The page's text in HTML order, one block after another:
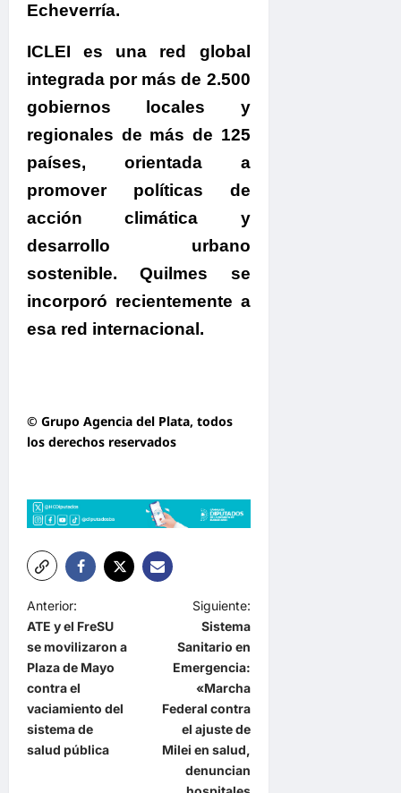
Echeverría.
ICLEI es una red global
integrada por más de 2.500
gobiernos locales y
regionales de más de 125
países, orientada a
promover políticas de
acción climática y
desarrollo urbano
sostenible. Quilmes se
incorporó recientemente a
esa red internacional.
© Grupo Agencia del Plata, todos
los derechos reservados
N
a
v
e
g
a
Anterior:
ATE y el FreSU
se movilizaron a
Plaza de Mayo
contra el
vaciamiento del
sistema de
salud pública
Siguiente:
Sistema
Sanitario en
Emergencia:
«Marcha
Federal contra
el ajuste de
Milei en salud,
denuncian